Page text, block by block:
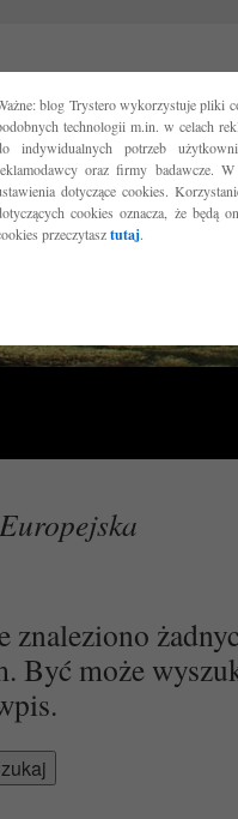
blog Trystero wykorzystuje pliki
technologii m.in. w celach
indywidualnych potrzeb
oraz firmy badawcze.
dotyczące cookies.
cookies oznacza, że będą
przeczytasztutaj.
znaleziono
Być może